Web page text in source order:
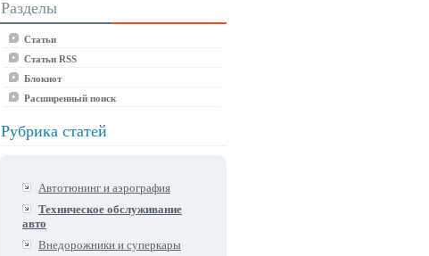
Разделы
Статьи
Статьи RSS
Блокнот
Расширенный поиск
Рубрика статей
Автотюнинг и аэрография
Техническое обслуживание
авто
Внедорожники и суперкары